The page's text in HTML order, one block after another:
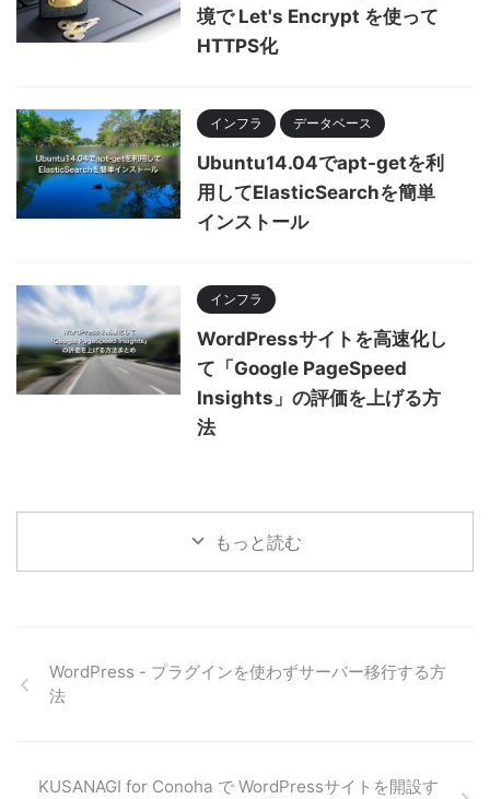
境で Let's Encrypt を使って
HTTPS化
インフラ データベース
Ubuntu14.04でapt-getを利
用してElasticSearchを簡単
インストール
インフラ
WordPressサイトを高速化し
て「Google PageSpeed
Insights」の評価を上げる方
法
もっと読む
WordPress - プラグインを使わずサーバー移行する方
法
KUSANAGI for Conoha で WordPressサイトを開設す